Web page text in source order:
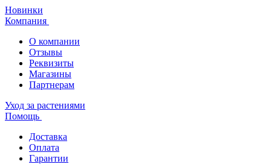
Новинки
Компания
О компании
Отзывы
Реквизиты
Магазины
Партнерам
Уход за растениями
Помощь
Доставка
Оплата
Гарантии